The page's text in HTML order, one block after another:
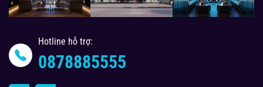
Hotline hỗ trợ:
0878885555